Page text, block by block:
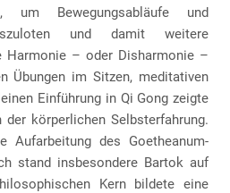
um Bewegungsabläufe und
und damit weitere
Harmonie – oder Disharmonie –
Übungen im Sitzen, meditativen
Einführung in Qi Gong zeigte
körperlichen Selbsterfahrung.
Aufarbeitung des Goetheanum-
stand insbesondere Bartok auf
Kern bildete eine